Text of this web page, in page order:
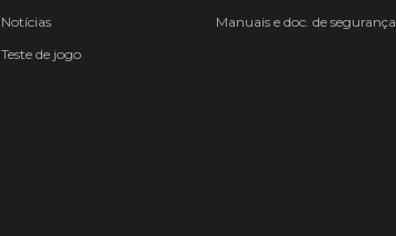
Notícias
Teste de jogo
Manuais e doc. de segurança